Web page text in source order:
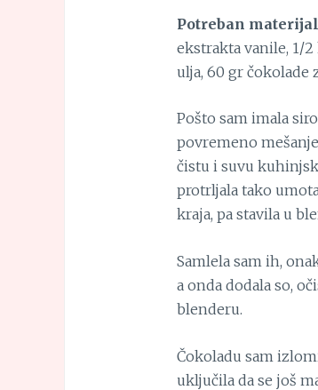
Potreban
ekstrakta vanile, 1/
ulja, 60 gr čokolade
Pošto sam imala
povremeno
čistu i suvu
protrljala tako
kraja, pa stavila u
Samlela sam ih,
a onda dodala so,
blenderu.
Čokoladu sam
uključila da se još